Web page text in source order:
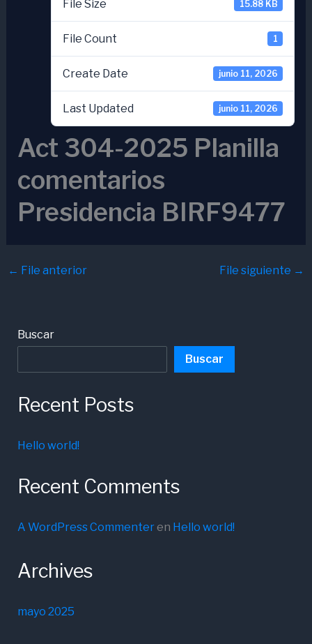
File Size 15.88 KB
File Count 1
Create Date junio 11, 2026
Last Updated junio 11, 2026
Act 304-2025 Planilla
comentarios
Presidencia BIRF9477
← File anterior File siguiente →
Buscar
Buscar
Recent Posts
Hello world!
Recent Comments
A WordPress Commenteren Hello world!
Archives
mayo 2025